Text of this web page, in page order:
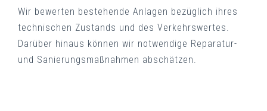
Wir bewerten bestehende Anlagen bezüglich ihres
technischen Zustands und des Verkehrswertes.
Darüber hinaus können wir notwendige Reparatur-
und Sanierungsmaßnahmen abschätzen.